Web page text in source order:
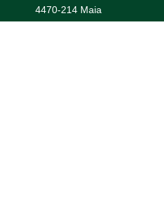
4470-214 Maia